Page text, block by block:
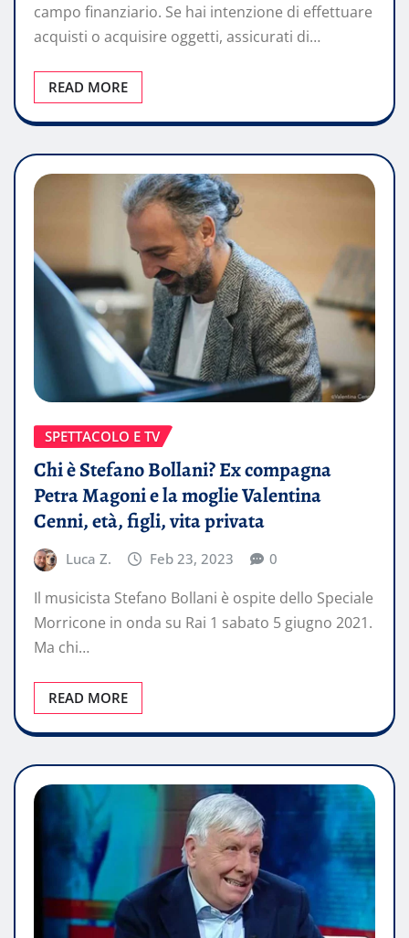
campo finanziario. Se hai intenzione di effettuare
acquisti o acquisire oggetti, assicurati di…
READ MORE
SPETTACOLO E TV
Chi è Stefano Bollani? Ex compagna
Petra Magoni e la moglie Valentina
Cenni, età, figli, vita privata
Luca Z. Feb 23, 2023 0
Il musicista Stefano Bollani è ospite dello Speciale
Morricone in onda su Rai 1 sabato 5 giugno 2021.
Ma chi…
READ MORE